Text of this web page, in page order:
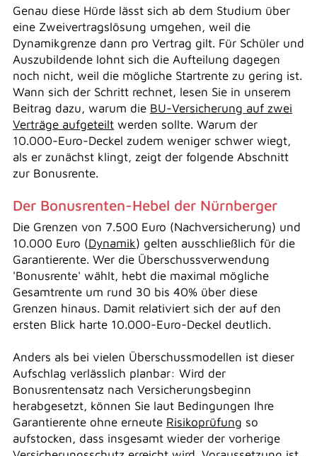
Genau diese Hürde lässt sich ab dem Studium über
eine Zweivertragslösung umgehen, weil die
Dynamikgrenze dann pro Vertrag gilt. Für Schüler und
Auszubildende lohnt sich die Aufteilung dagegen
noch nicht, weil die mögliche Startrente zu gering ist.
Wann sich der Schritt rechnet, lesen Sie in unserem
Beitrag dazu, warum die BU-Versicherung auf zwei
Verträge aufgeteiltwerden sollte. Warum der
10.000-Euro-Deckel zudem weniger schwer wiegt,
als er zunächst klingt, zeigt der folgende Abschnitt
zur Bonusrente.
Der Bonusrenten-Hebel der Nürnberger
Die Grenzen von 7.500 Euro (Nachversicherung) und
10.000 Euro (Dynamik) gelten ausschließlich für die
Garantierente. Wer die Überschussverwendung
'Bonusrente' wählt, hebt die maximal mögliche
Gesamtrente um rund 30 bis 40% über diese
Grenzen hinaus. Damit relativiert sich der auf den
ersten Blick harte 10.000-Euro-Deckel deutlich.
Anders als bei vielen Überschussmodellen ist dieser
Aufschlag verlässlich planbar: Wird der
Bonusrentensatz nach Versicherungsbeginn
herabgesetzt, können Sie laut Bedingungen Ihre
Garantierente ohne erneute Risikoprüfung so
aufstocken, dass insgesamt wieder der vorherige